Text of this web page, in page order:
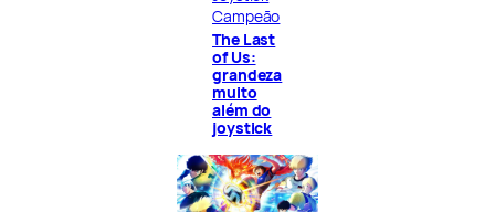
Campeão
The Last
of Us:
grandeza
muito
além do
joystick